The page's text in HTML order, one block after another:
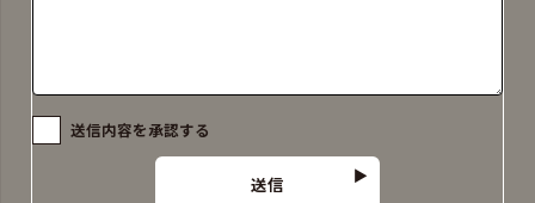
送信内容を承認する